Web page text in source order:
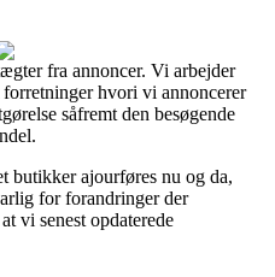
fra annoncer. Vi arbejder
hvori vi annoncerer
såfremt den besøgende
butikker ajourføres nu og da,
for forandringer der
vi senest opdaterede